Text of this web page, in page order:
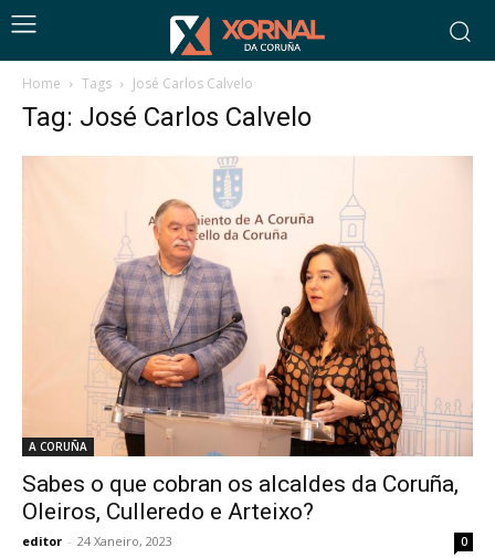
Home Tags José Carlos Calvelo
Tag: José Carlos Calvelo
A CORUÑA
Sabes o que cobran os alcaldes da Coruña,
Oleiros, Culleredo e Arteixo?
editor - 24 Xaneiro, 2023 0